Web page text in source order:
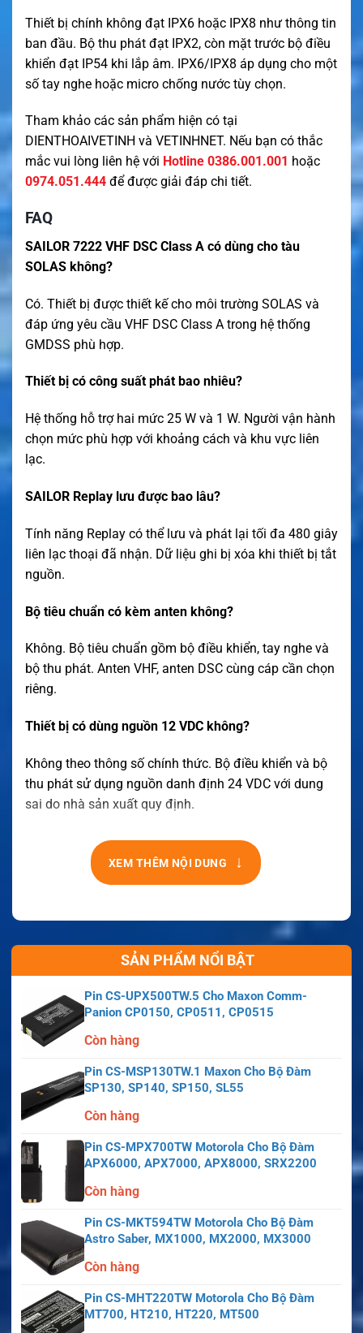
Thiết bị chính không đạt IPX6 hoặc IPX8 như thông tin
ban đầu. Bộ thu phát đạt IPX2, còn mặt trước bộ điều
khiển đạt IP54 khi lắp âm. IPX6/IPX8 áp dụng cho một
số tay nghe hoặc micro chống nước tùy chọn.
Tham khảo các sản phẩm hiện có tại
DIENTHOAIVETINH và VETINHNET. Nếu bạn có thắc
mắc vui lòng liên hệ với Hotline 0386.001.001 hoặc
0974.051.444 để được giải đáp chi tiết.
FAQ
SAILOR 7222 VHF DSC Class A có dùng cho tàu
SOLAS không?
Có. Thiết bị được thiết kế cho môi trường SOLAS và
đáp ứng yêu cầu VHF DSC Class A trong hệ thống
GMDSS phù hợp.
Thiết bị có công suất phát bao nhiêu?
Hệ thống hỗ trợ hai mức 25 W và 1 W. Người vận hành
chọn mức phù hợp với khoảng cách và khu vực liên
lạc.
SAILOR Replay lưu được bao lâu?
Tính năng Replay có thể lưu và phát lại tối đa 480 giây
liên lạc thoại đã nhận. Dữ liệu ghi bị xóa khi thiết bị tắt
nguồn.
Bộ tiêu chuẩn có kèm anten không?
Không. Bộ tiêu chuẩn gồm bộ điều khiển, tay nghe và
bộ thu phát. Anten VHF, anten DSC cùng cáp cần chọn
riêng.
Thiết bị có dùng nguồn 12 VDC không?
Không theo thông số chính thức. Bộ điều khiển và bộ
thu phát sử dụng nguồn danh định 24 VDC với dung
sai do nhà sản xuất quy định.
XEM THÊM NỘI DUNG ↓
SẢN PHẨM NỔI BẬT
Pin CS-UPX500TW.5 Cho Maxon Comm-
Panion CP0150, CP0511, CP0515
Còn hàng
Pin CS-MSP130TW.1 Maxon Cho Bộ Đàm
SP130, SP140, SP150, SL55
Còn hàng
Pin CS-MPX700TW Motorola Cho Bộ Đàm
APX6000, APX7000, APX8000, SRX2200
Còn hàng
Pin CS-MKT594TW Motorola Cho Bộ Đàm
Astro Saber, MX1000, MX2000, MX3000
Còn hàng
Pin CS-MHT220TW Motorola Cho Bộ Đàm
MT700, HT210, HT220, MT500